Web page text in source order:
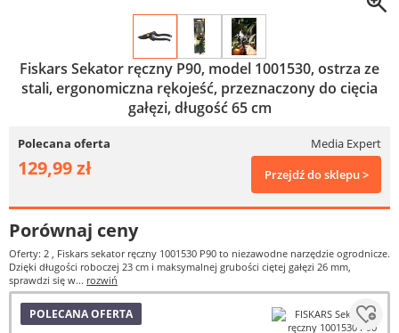
Fiskars Sekator ręczny P90, model 1001530, ostrza ze
stali, ergonomiczna rękojeść, przeznaczony do cięcia
gałęzi, długość 65 cm
Polecana oferta Media Expert
129,99 zł Przejdź do sklepu >
Porównaj ceny
Oferty: 2 , Fiskars sekator ręczny 1001530 P90 to niezawodne narzędzie ogrodnicze.
Dzięki długości roboczej 23 cm i maksymalnej grubości ciętej gałęzi 26 mm,
sprawdzi się w... rozwiń
POLECANA OFERTA